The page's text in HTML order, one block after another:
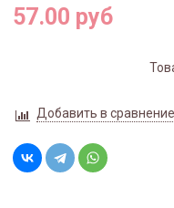
57.00 руб
Добавить в сравнение